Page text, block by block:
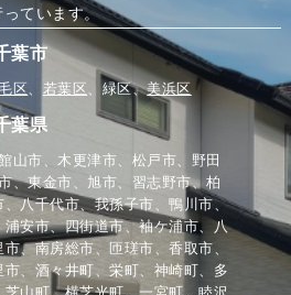
っています。
葉市
区 若葉区 、緑区、美浜区
葉県
山市、木更津市、松戸市、野田
、東金市、旭市、習志野市、柏
八千代市、我孫子市、鴨川市、
安市、四街道市、袖ケ浦市、八
、南房総市、匝瑳市、香取市、
、酒々井町、栄町、神崎町、多